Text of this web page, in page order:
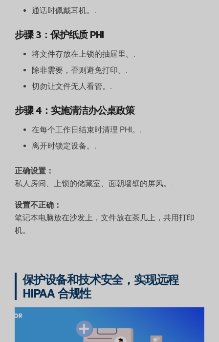
通话时佩戴耳机。.
步骤 3：保护纸质 PHI
将文件存放在上锁的抽屉里。.
除非需要，否则避免打印。.
切勿让文件无人看管。.
步骤 4：实施清洁办公桌政策
在每个工作日结束时清理 PHI。.
离开时锁定设备。.
正确设置：
私人房间、上锁的储藏室、面朝墙壁的屏风。.
设置不正确：
笔记本电脑放在沙发上，文件放在茶几上，共用打印
机。.
保护设备和技术安全，实现远程
HIPAA 合规性